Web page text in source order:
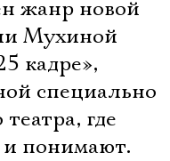
жанр новой
Мухиной
кадре»,
специально
театра, где
и понимают.